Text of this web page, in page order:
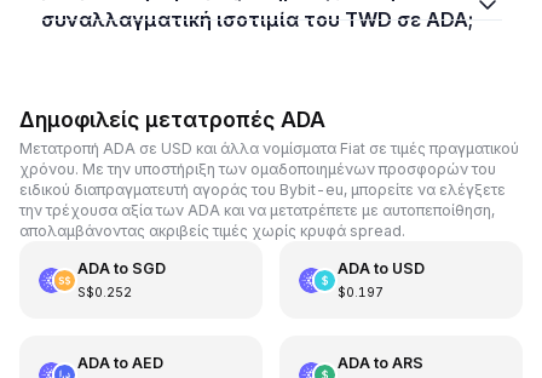
συναλλαγματική ισοτιμία του TWD σε ADA;
Δημοφιλείς μετατροπές ADA
Μετατροπή ADA σε USD και άλλα νομίσματα Fiat σε τιμές πραγματικού
χρόνου. Με την υποστήριξη των ομαδοποιημένων προσφορών του
ειδικού διαπραγματευτή αγοράς του Bybit-eu, μπορείτε να ελέγξετε
την τρέχουσα αξία των ADA και να μετατρέπετε με αυτοπεποίθηση,
απολαμβάνοντας ακριβείς τιμές χωρίς κρυφά spread.
ADAto SGD
S$0.252
ADAto USD
$0.197
ADAto AED ADAto ARS